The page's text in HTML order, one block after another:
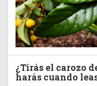
¿Tirás el carozo
harás cuando